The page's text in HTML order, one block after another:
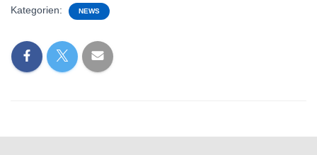
Kategorien: NEWS